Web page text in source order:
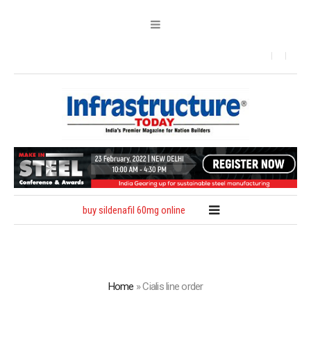
buy sildenafil 60mg online
Home »Cialis line order